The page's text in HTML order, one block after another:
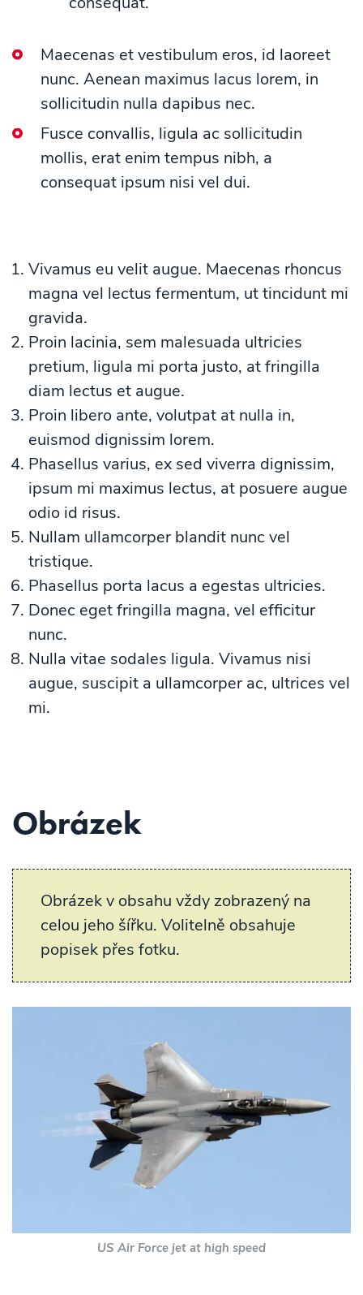
Maecenas et vestibulum eros, id laoreet
nunc. Aenean maximus lacus lorem, in
sollicitudin nulla dapibus nec.
Fusce convallis, ligula ac sollicitudin
mollis, erat enim tempus nibh, a
consequat ipsum nisi vel dui.
Vivamus eu velit augue. Maecenas rhoncus
magna vel lectus fermentum, ut tincidunt mi
gravida.
Proin lacinia, sem malesuada ultricies
pretium, ligula mi porta justo, at fringilla
diam lectus et augue.
Proin libero ante, volutpat at nulla in,
euismod dignissim lorem.
Phasellus varius, ex sed viverra dignissim,
ipsum mi maximus lectus, at posuere augue
odio id risus.
Nullam ullamcorper blandit nunc vel
tristique.
Phasellus porta lacus a egestas ultricies.
Donec eget fringilla magna, vel efficitur
nunc.
Nulla vitae sodales ligula. Vivamus nisi
augue, suscipit a ullamcorper ac, ultrices vel
mi.
Obrázek
Obrázek v obsahu vždy zobrazený na
celou jeho šířku. Volitelně obsahuje
popisek přes fotku.
US Air Force jet at high speed